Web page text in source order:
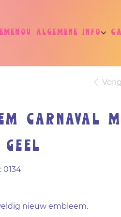
Algemene info
carnaval
Productcode
0134
0134
nieuw embleem.